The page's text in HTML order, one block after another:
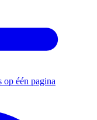
één pagina